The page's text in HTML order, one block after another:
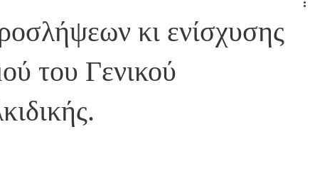
Οικονομία
κι ενίσχυσης
του Γενικού